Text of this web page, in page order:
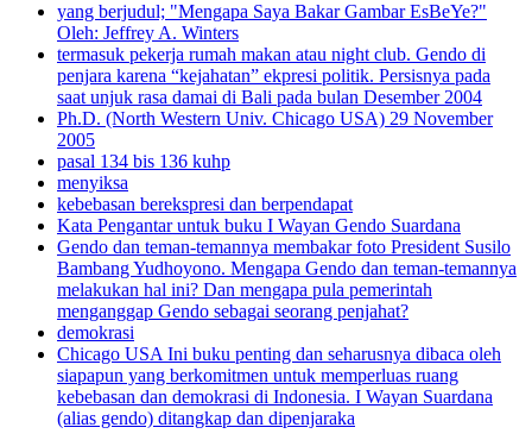
yang berjudul; "Mengapa Saya Bakar Gambar EsBeYe?"
Oleh: Jeffrey A. Winters
termasuk pekerja rumah makan atau night club. Gendo di
penjara karena “kejahatan” ekpresi politik. Persisnya pada
saat unjuk rasa damai di Bali pada bulan Desember 2004
Ph.D. (North Western Univ. Chicago USA) 29 November
2005
pasal 134 bis 136 kuhp
menyiksa
kebebasan berekspresi dan berpendapat
Kata Pengantar untuk buku I Wayan Gendo Suardana
Gendo dan teman-temannya membakar foto President Susilo
Bambang Yudhoyono. Mengapa Gendo dan teman-temannya
melakukan hal ini? Dan mengapa pula pemerintah
menganggap Gendo sebagai seorang penjahat?
demokrasi
Chicago USA Ini buku penting dan seharusnya dibaca oleh
siapapun yang berkomitmen untuk memperluas ruang
kebebasan dan demokrasi di Indonesia. I Wayan Suardana
(alias gendo) ditangkap dan dipenjaraka